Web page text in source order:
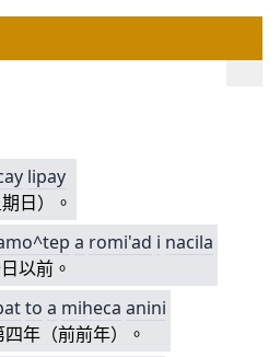
lipay
日）。
a romi'ad i nacila
以前。
to a miheca anini
年（前前年）。